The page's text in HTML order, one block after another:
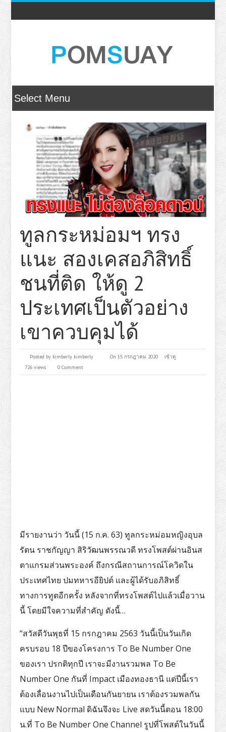
ทูลกระหม่อมฯ ทรง
แนะ สองเคสอภิสิทธิ์
ชนที่ติด ให้ดู 2
ประเทศเป็นตัวอย่าง
เขาควบคุมได้
Posted by kimberly kimberly On 15 กรกฎาคม 2020
เข้าดู
726 views
0 Comment
มีรายงานว่า วันนี้ (15 ก.ค. 63) ทูลกระหม่อมหญิงอุบล
รัตน ราชกัญญา สิริวัฒนพรรณวดี ทรงโพสต์ผ่านอินส
ตาแกรมส่วนพระองค์ ถึงกรณีสถานการณ์โควิดใน
ประเทศไทย ปมทหารอียิปต์ และผู้ได้รับอภิสิทธิ์
ทางการทูตอีกครั้ง หลังจากที่ทรงโพสต์ไปแล้วเมื่อวาน
นี้ โดยมีใจความที่สำคัญ ดังนี้…
“สวัสดีวันพุธที่ 15 กรกฎาคม 2563 วันนี้เป็นวันเกิด
ครบรอบ 18 ปีของโครงการ To Be Number One
ของเรา ปรกติทุกปี เราจะมีงานรวมพล To Be
Number One กันที่ Impact เมืองทองธานี แต่ปีนี้เรา
ต้องเลื่อนงานไปเป็นเดือนกันยายน เราต้องรวมพลกัน
แบบ New Normal ดิฉันจึงจะ Live สดวันนี้ตอน 18:00
น.ที่ To Be Number One Channel รูปที่โพสต์ในวันนี้